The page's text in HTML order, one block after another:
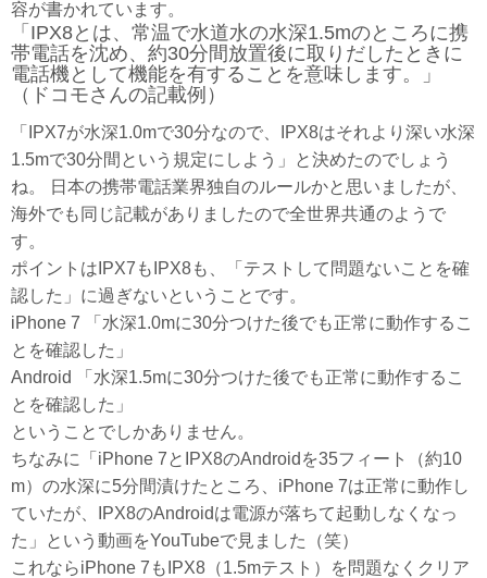
容が書かれています。
「IPX8とは、常温で水道水の水深1.5mのところに携
帯電話を沈め、約30分間放置後に取りだしたときに
電話機として機能を有することを意味します。」
（ドコモさんの記載例）
「IPX7が水深1.0mで30分なので、IPX8はそれより深い水深
1.5mで30分間という規定にしよう」と決めたのでしょう
ね。 日本の携帯電話業界独自のルールかと思いましたが、
海外でも同じ記載がありましたので全世界共通のようで
す。
ポイントはIPX7もIPX8も、「テストして問題ないことを確
認した」に過ぎないということです。
iPhone 7 「水深1.0mに30分つけた後でも正常に動作するこ
とを確認した」
Android 「水深1.5mに30分つけた後でも正常に動作するこ
とを確認した」
ということでしかありません。
ちなみに「iPhone 7とIPX8のAndroidを35フィート（約10
m）の水深に5分間漬けたところ、iPhone 7は正常に動作し
ていたが、IPX8のAndroidは電源が落ちて起動しなくなっ
た」という動画をYouTubeで見ました（笑）
これならiPhone 7もIPX8（1.5mテスト）を問題なくクリア